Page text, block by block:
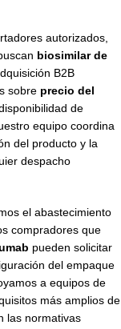
autorizados,
biosimilar de
B2B
sobre precio del
de
equipo coordina
del producto y la
despacho
el abastecimiento
compradores que
pueden solicitar
del empaque
a equipos de
más amplios de
las normativas